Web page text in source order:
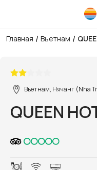
Главная / Вьетнам /
Вьетнам, Нячанг (Nha
QUEEN